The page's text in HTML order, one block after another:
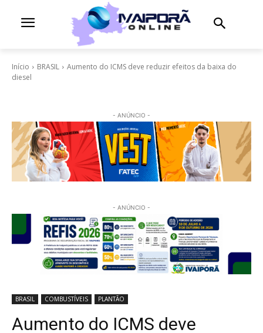
Início BRASIL
Aumento do ICMS deve reduzir efeitos da baixa do
diesel
- ANÚNCIO -
- ANÚNCIO -
BRASIL COMBUSTÍVEIS PLANTÃO
Aumento do ICMS deve